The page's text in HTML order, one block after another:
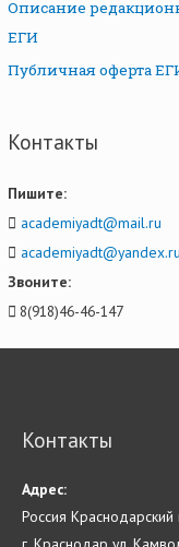
Описание
ЕГИ
Публичная оферта
Контакты
Пишите:
academiyadt@mail.ru
academiyadt@yandex.ru
Звоните:
8(918)46-46-147
Контакты
Адрес:
Россия Краснодарский